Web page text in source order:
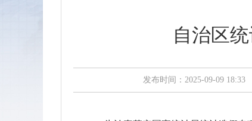
自治区
发布时间：2025-09-09 18:33